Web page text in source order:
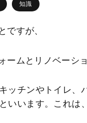
知識
ですが、
ムとリノベーシ
ッチンやトイレ、
いいます。これは